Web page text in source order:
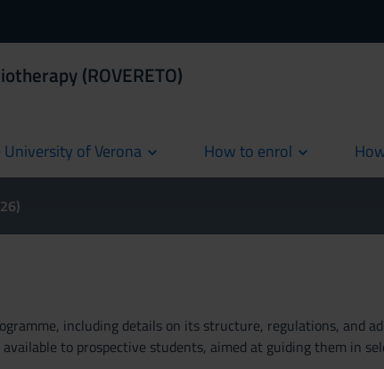
(ROVERETO)
of Verona How to enrol
including details on its structure, regulations, and
to prospective students, aimed at guiding them in